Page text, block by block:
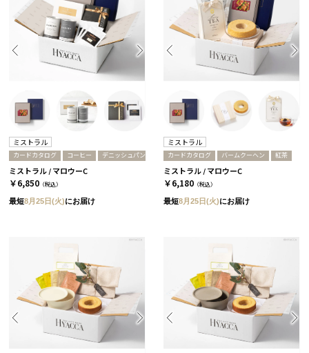
ミストラル
カードカタログ コーヒー デニッシュパン
ミストラル / マロウーC
￥6,850 （税込）
最短8月25日(火)にお届け
ミストラル
カードカタログ バームクーヘン 紅茶
ミストラル / マロウーC
￥6,180 （税込）
最短8月25日(火)にお届け